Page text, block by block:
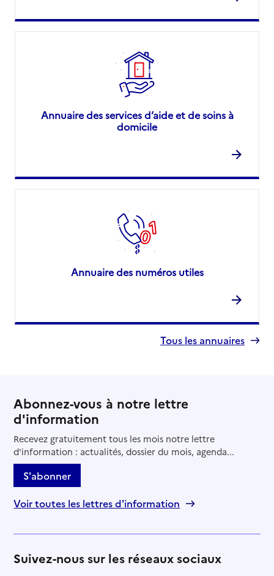
Annuaire des services d’aide et de soins à
domicile
Annuaire des numéros utiles
Tous les annuaires
Abonnez-vous à notre lettre
d'information
Recevez gratuitement tous les mois notre lettre
d'information : actualités, dossier du mois, agenda...
S'abonner
Voir toutes les lettres d'information
Suivez-nous sur les réseaux sociaux